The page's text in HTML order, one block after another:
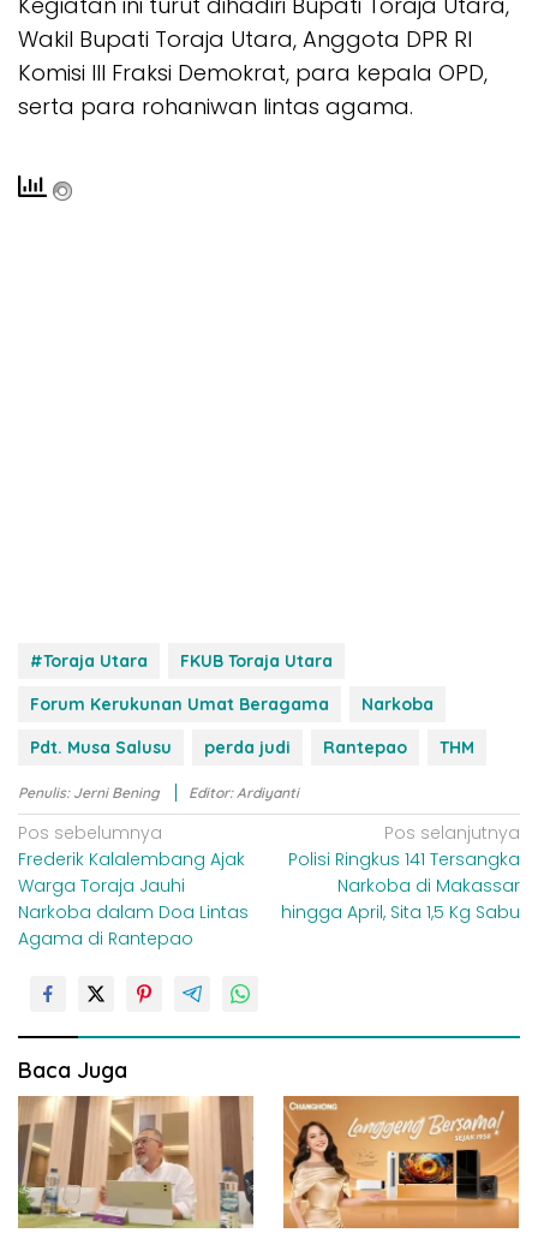
Wakil Bupati Toraja Utara, Anggota DPR RI
Komisi III Fraksi Demokrat, para kepala OPD,
serta para rohaniwan lintas agama.
#Toraja Utara
FKUB Toraja Utara
Forum Kerukunan Umat Beragama
Narkoba
Pdt. Musa Salusu
perda judi Rantepao THM
Penulis: Jerni Bening Editor: Ardiyanti
N
a
v
i
s
i
p
o
s
Pos sebelumnya
Frederik Kalalembang Ajak
Warga Toraja Jauhi
Narkoba dalam Doa Lintas
Agama di Rantepao
Pos selanjutnya
Polisi Ringkus 141 Tersangka
Narkoba di Makassar
hingga April, Sita 1,5 Kg Sabu
Baca Juga